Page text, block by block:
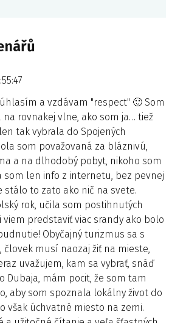
a vzdávam "respect" 🙂 Som
na rovnakej vlne, ako som ja… tiež
tak vybrala do Spojených
som považovaná za bláznivú,
a na dlhodobý pobyt, nikoho som
len info z internetu, bez pevnej
stálo to zato ako nič na svete.
rok, učila som postihnutých
viem predstaviť viac srandy ako bolo
Obyčajný turizmus sa s
musí naozaj žiť na mieste,
uvažujem, kam sa vybrať, snáď
Dubaja, mám pocit, že som tam
aby som spoznala lokálny život do
však úchvatné miesto na zemi.